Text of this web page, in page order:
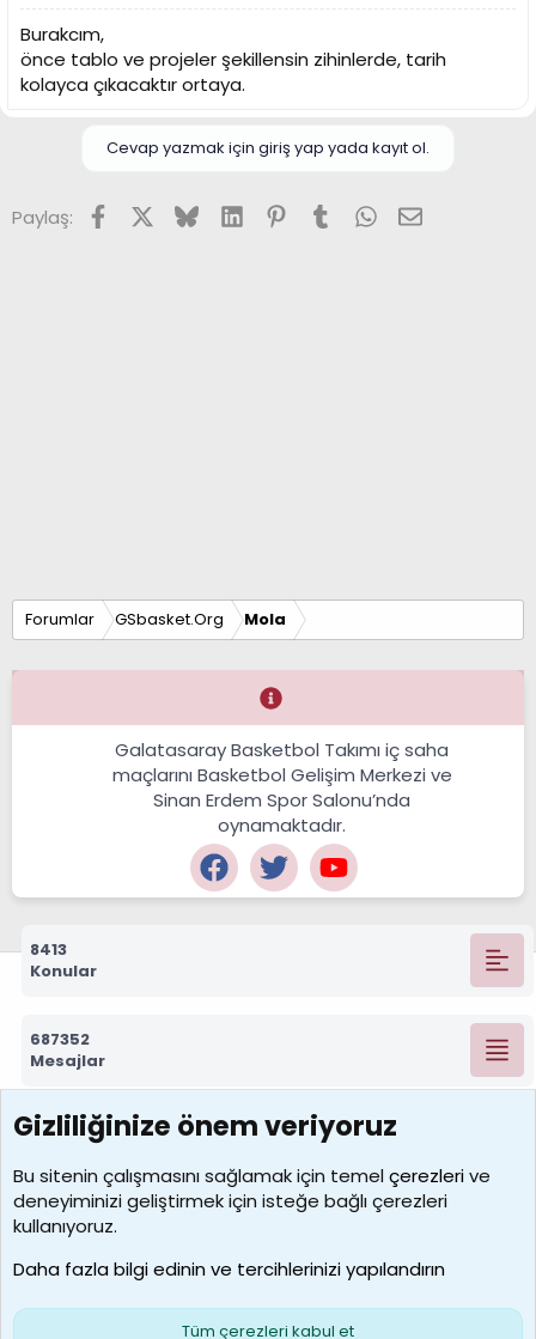
Burakcım,
önce tablo ve projeler şekillensin zihinlerde, tarih
kolayca çıkacaktır ortaya.
Cevap yazmak için giriş yap yada kayıt ol.
Paylaş: FacebookX (Twitter)
BlueskyLinkedInPinterest
TumblrWhatsApp
E-posta
Forumlar GSbasket.Org Mola
Galatasaray Basketbol Takımı iç saha
maçlarını Basketbol Gelişim Merkezi ve
Sinan Erdem Spor Salonu’nda
oynamaktadır.
8413
Konular
687352
Mesajlar
7392
Kullanıcılar
MosesBrownHayranı
Son üye
Çerezler
S
Gizliliğinize önem veriyoruz
Bu sitenin çalışmasını sağlamak için temelçerezlerive
deneyiminizi geliştirmek için isteğe bağlı çerezleri
kullanıyoruz.
Daha fazla bilgi edinin ve tercihlerinizi yapılandırın
Tüm çerezleri kabul et